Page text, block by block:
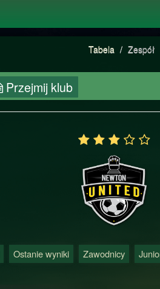
Tabela / Zespół
Przejmij klub
Ostanie wyniki Zawodnicy